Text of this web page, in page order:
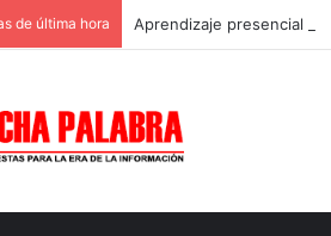
de última hora Aprendizaje presencial